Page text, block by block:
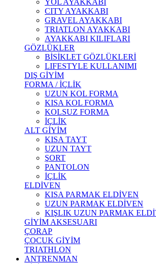
YOL AYAKKABI
CITY AYAKKABI
GRAVEL AYAKKABI
TRIATLON AYAKKABI
AYAKKABI KILIFLARI
GÖZLÜKLER
BİSİKLET GÖZLÜKLERİ
LIFESTYLE KULLANIMI
DIŞ GİYİM
FORMA / İÇLİK
UZUN KOL FORMA
KISA KOL FORMA
KOLSUZ FORMA
İÇLİK
ALT GİYİM
KISA TAYT
UZUN TAYT
ŞORT
PANTOLON
İÇLİK
ELDİVEN
KISA PARMAK ELDİVEN
UZUN PARMAK ELDİVEN
KIŞLIK UZUN PARMAK
GİYİM AKSESUARI
ÇORAP
ÇOCUK GİYİM
TRIATHLON
ANTRENMAN